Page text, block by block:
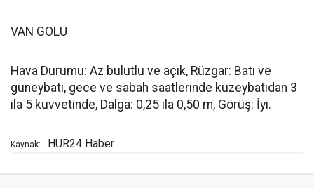
VAN GÖLÜ
Hava Durumu: Az bulutlu ve açık, Rüzgar: Batı ve
güneybatı, gece ve sabah saatlerinde kuzeybatıdan 3
ila 5 kuvvetinde, Dalga: 0,25 ila 0,50 m, Görüş: İyi.
Kaynak: HÜR24 Haber